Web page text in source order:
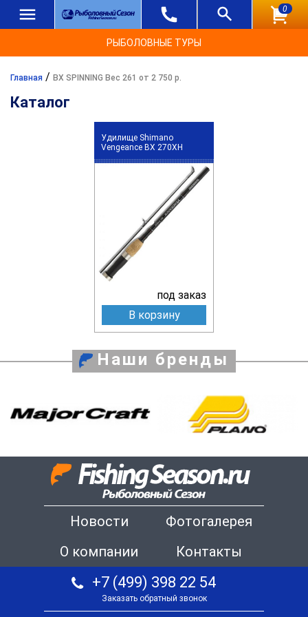
0
РЫБОЛОВНЫЕ ТУРЫ
Главная / BX SPINNING Вес 261 от 2 750 р.
Каталог
Удилище Shimano
Vengeance BX 270XH
под заказ
В корзину
Наши бренды
Новости
Фотогалерея
О компании
Контакты
+7 (499) 398 22 54
Заказать обратный звонок